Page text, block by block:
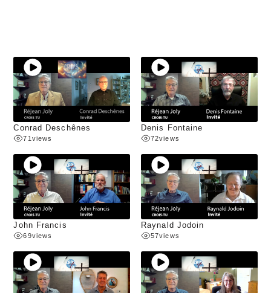
Conrad Deschênes
71 views
Denis Fontaine
72views
John Francis
69views
Raynald Jodoin
57views